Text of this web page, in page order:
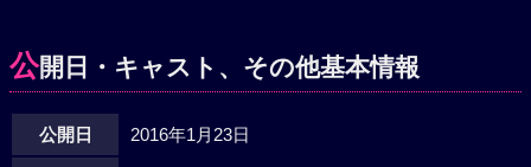
公開日・キャスト、その他基本情報
公開日 2016年1月23日